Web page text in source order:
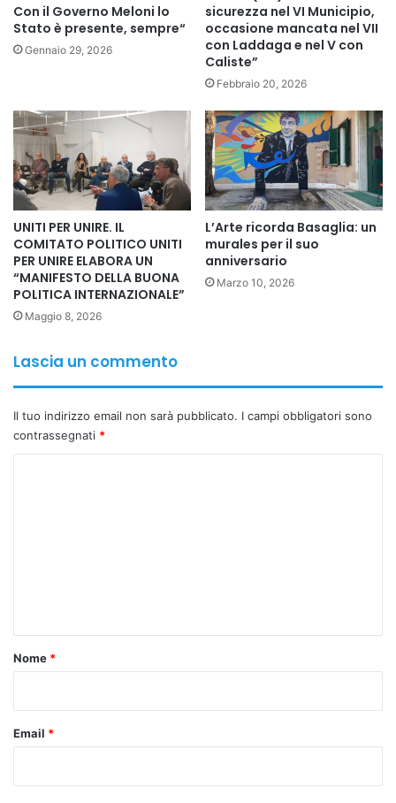
costantemente la loro difesa dei diritti dei lavoratori. In
realtà, però, non intervengono contro i datori di lavoro che
abusano dei loro diritti e non prendono provvedimenti
contro le politiche anti-lavoratori.
L’Alleanza Internazionale per i Migranti invita tutti i
lavoratori del Medio Oriente a unirsi e a difendere i diritti
dei migranti in questo periodo di guerra. Dobbiamo unirci
per combattere le politiche anti-lavoratori, soprattutto in
organizzarci, sindacalizzarci e rivendicare salari equi. L’IMA
invita inoltre i governi dei paesi di origine a fornire aiuti,
assistenza e sostegno immediati e necessari ai rispettivi
migranti e cittadini nella regione.
Con il Governo Meloni lo
Stato è presente, sempre“
Gennaio 29, 2026
sicurezza nel VI Municipio,
occasione mancata nel VII
con Laddaga e nel V con
Caliste”
Febbraio 20, 2026
UNITI PER UNIRE. IL
COMITATO POLITICO UNITI
PER UNIRE ELABORA UN
“MANIFESTO DELLA BUONA
POLITICA INTERNAZIONALE”
Maggio 8, 2026
L’Arte ricorda Basaglia: un
murales per il suo
anniversario
Marzo 10, 2026
Lascia un commento
Il tuo indirizzo email non sarà pubblicato. I campi obbligatori sono
contrassegnati *
o
Nome *
Email *